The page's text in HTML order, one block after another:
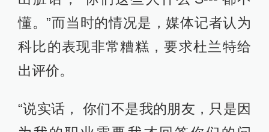
懂。”而当时的情况是，媒体记者认为
科比的表现非常糟糕，要求杜兰特给
出评价。
“说实话， 你们不是我的朋友，只是因